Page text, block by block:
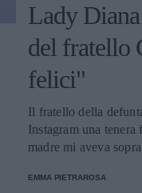
Lady
del fratello
felici"
Il fratello della
Instagram una
madre mi aveva
EMMA PIETRAROSA